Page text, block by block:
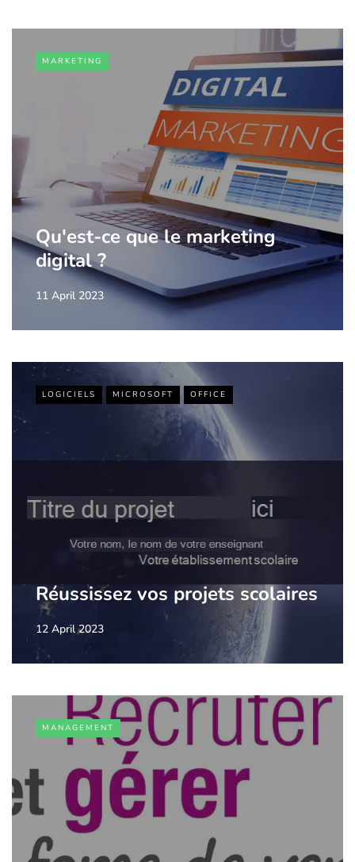
MARKETING
Qu'est-ce que le marketing
digital ?
11 April 2023
LOGICIELS MICROSOFT OFFICE
Réussissez vos projets scolaires
12 April 2023
MANAGEMENT